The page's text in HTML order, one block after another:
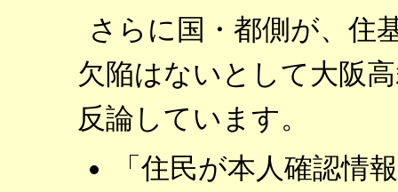
さらに国・都側が、住
欠陥はないとして大阪
反論しています。
「住民が本人確認情